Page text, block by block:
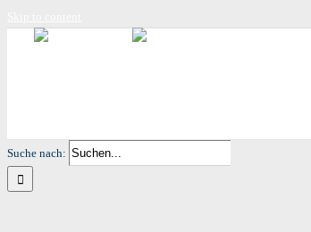
Suche nach: